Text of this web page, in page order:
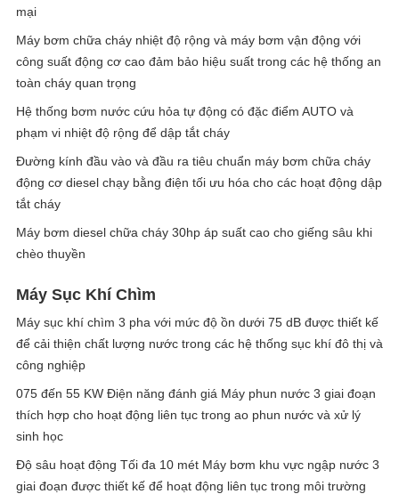
mại
Máy bơm chữa cháy nhiệt độ rộng và máy bơm vận động với
công suất động cơ cao đảm bảo hiệu suất trong các hệ thống an
toàn cháy quan trọng
Hệ thống bơm nước cứu hỏa tự động có đặc điểm AUTO và
phạm vi nhiệt độ rộng để dập tắt cháy
Đường kính đầu vào và đầu ra tiêu chuẩn máy bơm chữa cháy
động cơ diesel chạy bằng điện tối ưu hóa cho các hoạt động dập
tắt cháy
Máy bơm diesel chữa cháy 30hp áp suất cao cho giếng sâu khi
chèo thuyền
Máy Sục Khí Chìm
Máy sục khí chìm 3 pha với mức độ ồn dưới 75 dB được thiết kế
để cải thiện chất lượng nước trong các hệ thống sục khí đô thị và
công nghiệp
075 đến 55 KW Điện năng đánh giá Máy phun nước 3 giai đoạn
thích hợp cho hoạt động liên tục trong ao phun nước và xử lý
sinh học
Độ sâu hoạt động Tối đa 10 mét Máy bơm khu vực ngập nước 3
giai đoạn được thiết kế để hoạt động liên tục trong môi trường